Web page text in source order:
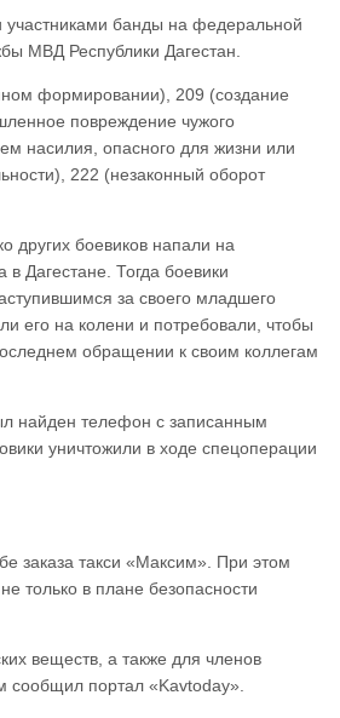
участниками банды на федеральной
МВД Республики Дагестан.
формировании), 209 (создание
повреждение чужого
насилия, опасного для жизни или
222 (незаконный оборот
других боевиков напали на
Дагестане. Тогда боевики
за своего младшего
его на колени и потребовали, чтобы
обращении к своим коллегам
найден телефон с записанным
уничтожили в ходе спецоперации
заказа такси «Максим». При этом
только в плане безопасности
веществ, а также для членов
сообщил портал «Kavtoday».